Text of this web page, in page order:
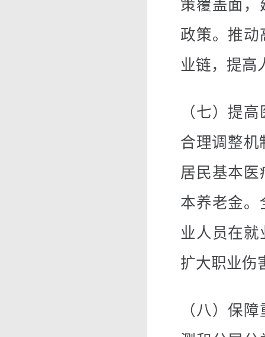
策覆盖面，
政策。推动
业链，提高
（七）提
合理调整机
居民基本
本养老金。
业人员在
扩大职业伤
（八）保